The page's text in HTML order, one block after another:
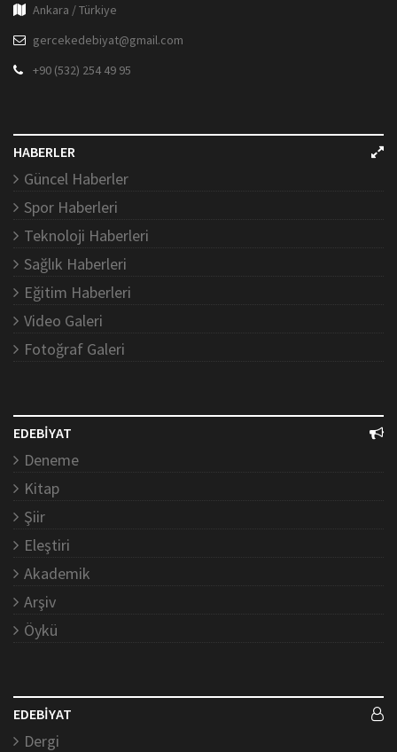
Ankara / Türkiye
gercekedebiyat@gmail.com
+90 (532) 254 49 95
HABERLER
Güncel Haberler
Spor Haberleri
Teknoloji Haberleri
Sağlık Haberleri
Eğitim Haberleri
Video Galeri
Fotoğraf Galeri
EDEBİYAT
Deneme
Kitap
Şiir
Eleştiri
Akademik
Arşiv
Öykü
EDEBİYAT
Dergi